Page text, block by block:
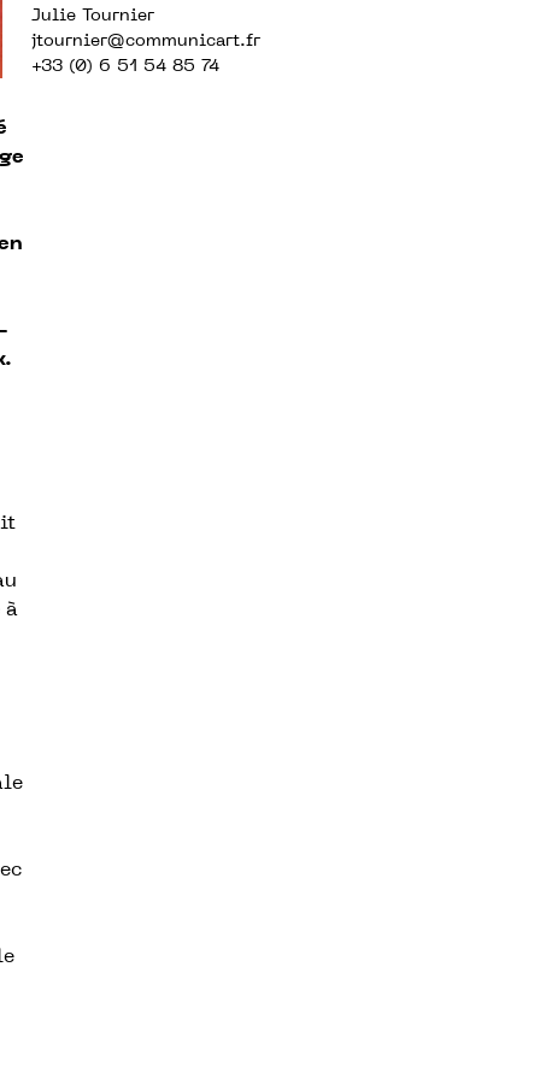
Julie Tournier
jtournier@communicart.fr
+33 (0) 6 51 54 85 74
à